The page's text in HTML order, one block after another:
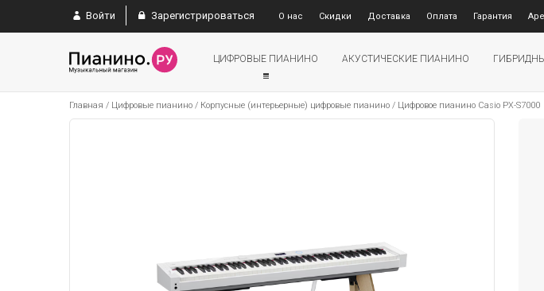
Войти Зарегистрироваться О нас Скидки Доставка Оплата Гарантия
ЦИФРОВЫЕ ПИАНИНО АКУСТИЧЕСКИЕ ПИАНИНО
Главная / Цифровые пианино / Корпусные (интерьерные) цифровые пианино / Цифровое пианино Casio PX-S7000